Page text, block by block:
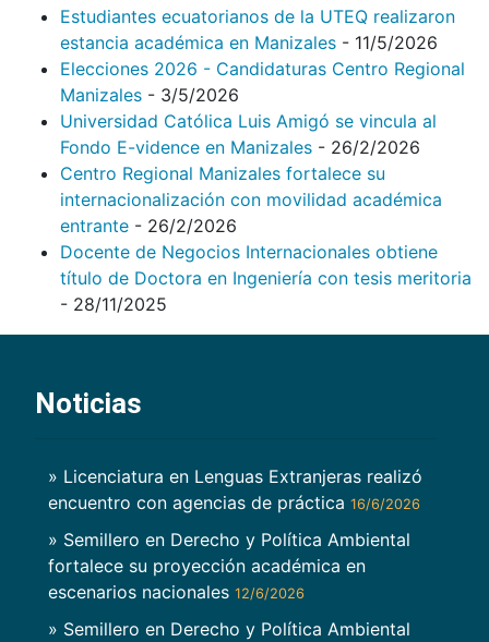
Estudiantes ecuatorianos de la UTEQ realizaron
estancia académica en Manizales - 11/5/2026
Elecciones 2026 - Candidaturas Centro Regional
Manizales - 3/5/2026
Universidad Católica Luis Amigó se vincula al
Fondo E-vidence en Manizales - 26/2/2026
Centro Regional Manizales fortalece su
internacionalización con movilidad académica
entrante - 26/2/2026
Docente de Negocios Internacionales obtiene
título de Doctora en Ingeniería con tesis meritoria
- 28/11/2025
Noticias
» Licenciatura en Lenguas Extranjeras realizó
encuentro con agencias de práctica 16/6/2026
» Semillero en Derecho y Política Ambiental
fortalece su proyección académica en
escenarios nacionales 12/6/2026
» Semillero en Derecho y Política Ambiental